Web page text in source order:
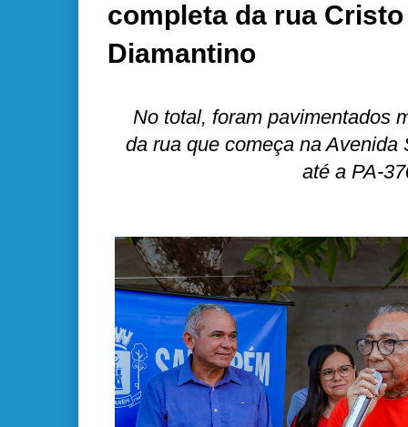
completa da rua
Diamantino
No total, foram pavimentados
da rua que começa na Avenida
até a PA-